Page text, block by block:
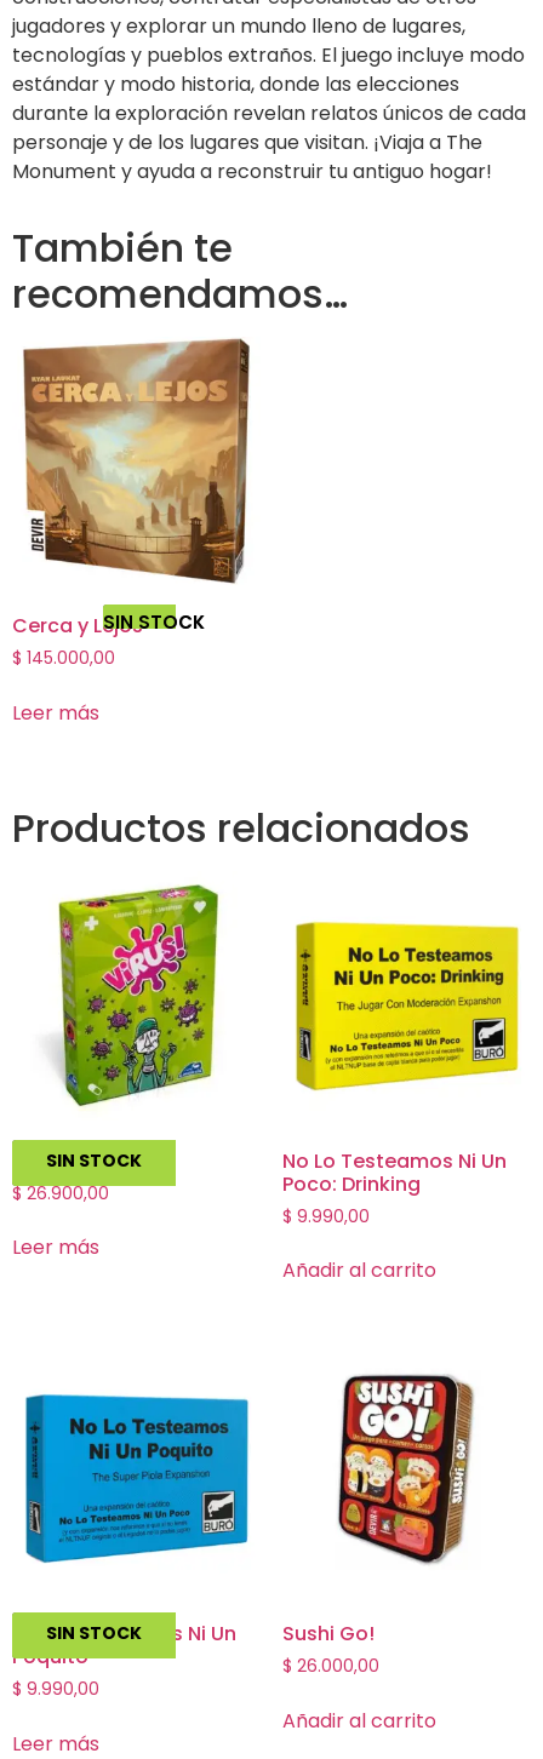
jugadores y explorar un mundo lleno de lugares,
tecnologías y pueblos extraños. El juego incluye modo
estándar y modo historia, donde las elecciones
durante la exploración revelan relatos únicos de cada
personaje y de los lugares que visitan. ¡Viaja a The
Monument y ayuda a reconstruir tu antiguo hogar!
También te
recomendamos…
SIN STOCK
Cerca y Lejos
$ 145.000,00
Leer más
Productos relacionados
SIN STOCK
Virus!
$26.900,00
Leer más
No Lo Testeamos Ni Un
Poco: Drinking
$ 9.990,00
Añadir al carrito
SIN STOCK
No Lo Testeamos Ni Un
Poquito
$ 9.990,00
Leer más
Sushi Go!
$ 26.000,00
Añadir al carrito